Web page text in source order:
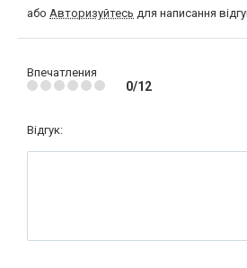
або Авторизуйтесь для написання
Впечатления
0/12
Відгук: